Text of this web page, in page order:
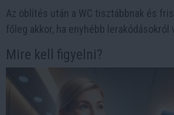
Az öblítés után a WC tisztábbnak és
főleg akkor, ha enyhébb lerakódásokról
Mire kell figyelni?